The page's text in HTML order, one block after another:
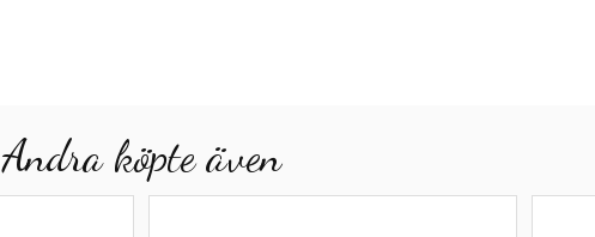
Andra köpte även